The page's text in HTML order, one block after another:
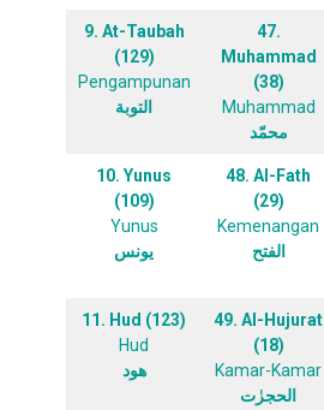
9. At-Taubah
(129)
Pengampunan
التوبة
47.
Muhammad
(38)
Muhammad
محمّد
10. Yunus
(109)
Yunus
يونس
48. Al-Fath
(29)
Kemenangan
الفتح
11. Hud (123)
Hud
هود
49. Al-Hujurat
(18)
Kamar-Kamar
الحجرٰت